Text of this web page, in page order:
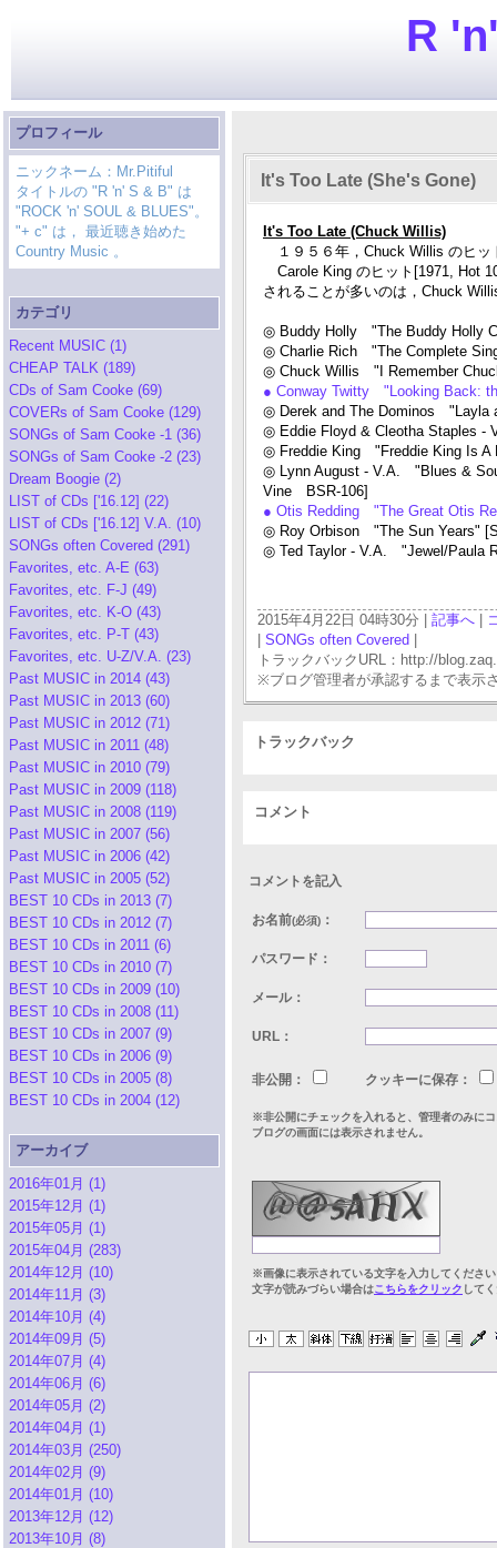
R
プロフィール
ニックネーム：Mr.Pitiful
タイトルの "R 'n' S & B" は
"ROCK 'n' SOUL & BLUES"。
"+ c" は， 最近聴き始めた
Country Music 。
カテゴリ
Recent MUSIC (1)
CHEAP TALK (189)
CDs of Sam Cooke (69)
COVERs of Sam Cooke (129)
SONGs of Sam Cooke -1 (36)
SONGs of Sam Cooke -2 (23)
Dream Boogie (2)
LIST of CDs ['16.12] (22)
LIST of CDs ['16.12] V.A. (10)
SONGs often Covered (291)
Favorites, etc. A-E (63)
Favorites, etc. F-J (49)
Favorites, etc. K-O (43)
Favorites, etc. P-T (43)
Favorites, etc. U-Z/V.A. (23)
Past MUSIC in 2014 (43)
Past MUSIC in 2013 (60)
Past MUSIC in 2012 (71)
Past MUSIC in 2011 (48)
Past MUSIC in 2010 (79)
Past MUSIC in 2009 (118)
Past MUSIC in 2008 (119)
Past MUSIC in 2007 (56)
Past MUSIC in 2006 (42)
Past MUSIC in 2005 (52)
BEST 10 CDs in 2013 (7)
BEST 10 CDs in 2012 (7)
BEST 10 CDs in 2011 (6)
BEST 10 CDs in 2010 (7)
BEST 10 CDs in 2009 (10)
BEST 10 CDs in 2008 (11)
BEST 10 CDs in 2007 (9)
BEST 10 CDs in 2006 (9)
BEST 10 CDs in 2005 (8)
BEST 10 CDs in 2004 (12)
アーカイブ
2016年01月 (1)
2015年12月 (1)
2015年05月 (1)
2015年04月 (283)
2014年12月 (10)
2014年11月 (3)
2014年10月 (4)
2014年09月 (5)
2014年07月 (4)
2014年06月 (6)
2014年05月 (2)
2014年04月 (1)
2014年03月 (250)
2014年02月 (9)
2014年01月 (10)
2013年12月 (12)
2013年10月 (8)
It's Too Late (She's Gone)
It's Too Late (Chuck Willis)
１９５６年，Chuck Willis のヒッ
Carole King のヒット[1971, Hot
されることが多いのは，Chuck
◎ Buddy Holly "The Buddy Holly
◎ Charlie Rich "The Complete
◎ Chuck Willis "I Remember
● Conway Twitty "Looking Back:
◎ Derek and The Dominos "Layla
◎ Eddie Floyd & Cleotha Staples
◎ Freddie King "Freddie King Is
◎ Lynn August - V.A. "Blues &
Vine BSR-106]
● Otis Redding "The Great Otis
◎ Roy Orbison "The Sun Years"
◎ Ted Taylor - V.A. "Jewel/Paula
2015年4月22日 04時30分 | 記事へ
SONGs often Covered
トラックバックURL：http://
※ブログ管理者が承認するまで表示
トラックバック
コメント
コメントを記入
お名前(必須) ：
パスワード：
メール：
URL：
非公開： クッキーに保存：
※非公開にチェックを入れると、管理者のみに
ブログの画面には表示されません。
※画像に表示されている文字を入力してくださ
文字が読みづらい場合はこちらをクリック して